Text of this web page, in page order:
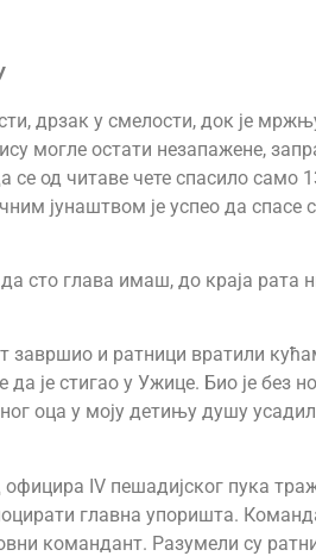
дрзак у смелости, док је
могле остати незапажене,
од читаве чете спасило само
јунаштвом је успео да спасе
сто глава имаш, до краја рата
завршио и ратници вратили
је стигао у Ужице. Био је без
оца у моју детињу душу
официра IV пешадијског пука
главна упоришта.
командант. Разумели су